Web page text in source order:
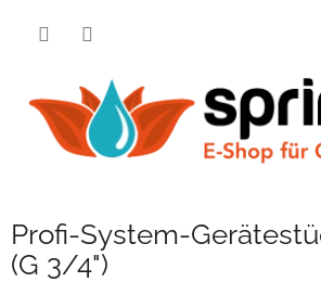
Profi-System-
(G 3/4")